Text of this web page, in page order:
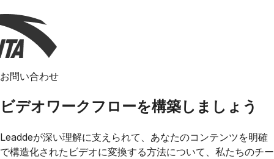
お問い合わせ
ビデオワークフローを構築しましょう
Leaddeが深い理解に支えられて、あなたのコンテンツを明確
で構造化されたビデオに変換する方法について、私たちのチー